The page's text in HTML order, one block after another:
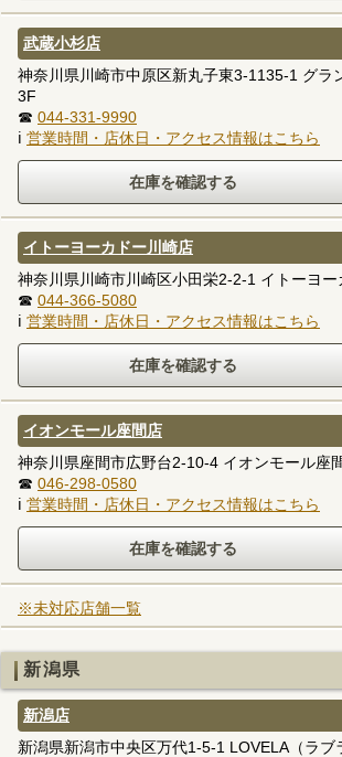
武蔵小杉店
神奈川県川崎市中原区新丸子東3-1135-1 グラ
3F
☎ 044-331-9990
ℹ 営業時間・店休日・アクセス情報はこちら
イトーヨーカドー川崎店
神奈川県川崎市川崎区小田栄2-2-1 イトーヨ
☎ 044-366-5080
ℹ 営業時間・店休日・アクセス情報はこちら
イオンモール座間店
神奈川県座間市広野台2-10-4 イオンモール座
☎ 046-298-0580
ℹ 営業時間・店休日・アクセス情報はこちら
※未対応店舗一覧
新潟県
新潟店
新潟県新潟市中央区万代1-5-1 LOVELA（ラブ